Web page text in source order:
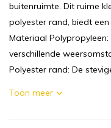
buitenruimte. Dit ruime
polyester rand, biedt
Materiaal
verschillende
Polyester rand: De
Toon meer